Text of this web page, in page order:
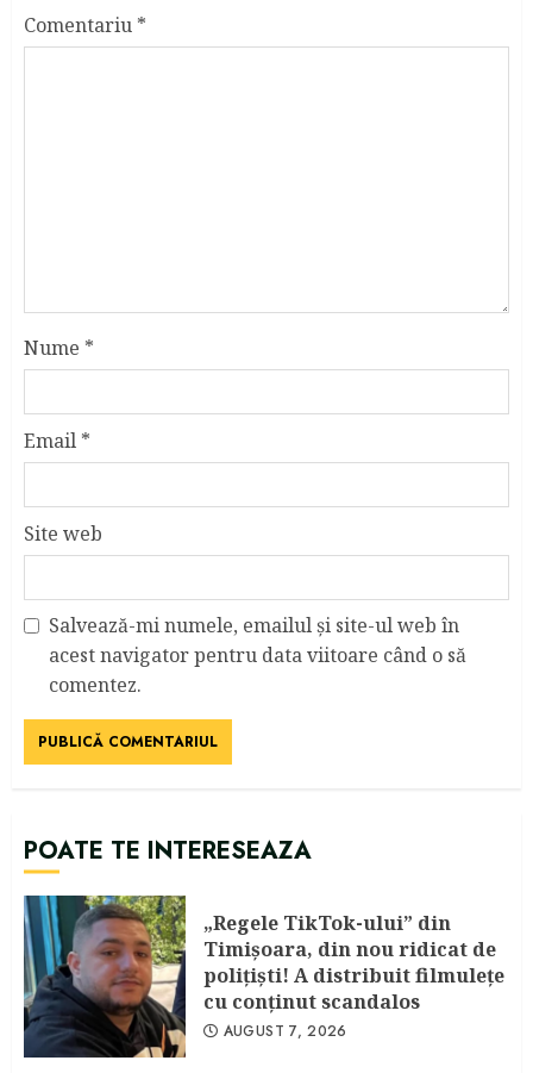
Comentariu *
Nume *
Email *
Site web
Salvează-mi numele, emailul și site-ul web în
acest navigator pentru data viitoare când o să
comentez.
POATE TE INTERESEAZA
„Regele TikTok-ului” din
Timişoara, din nou ridicat de
poliţişti! A distribuit filmuleţe
cu conţinut scandalos
AUGUST 7, 2026